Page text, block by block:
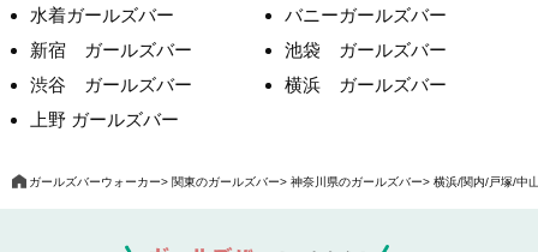
水着ガールズバー
バニーガールズバー
新宿 ガールズバー
池袋 ガールズバー
渋谷 ガールズバー
横浜 ガールズバー
上野 ガールズバー
ガールズバーウォーカー 関東のガールズバー 神奈川県のガールズバー 横浜/関内/戸塚/中